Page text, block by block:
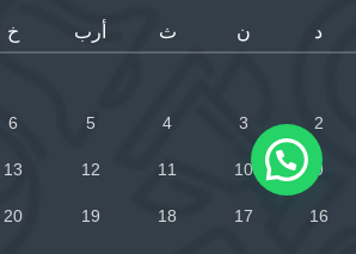
د ن ث أرب خ
2
3
4
5
6
9
10
11
12
13
16
17
18
19
20